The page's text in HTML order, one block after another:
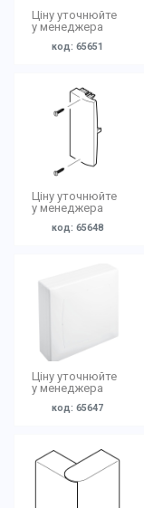
Ціну уточнюйте
у менеджера
код: 65651
Ціну уточнюйте
у менеджера
код: 65648
Ціну уточнюйте
у менеджера
код: 65647